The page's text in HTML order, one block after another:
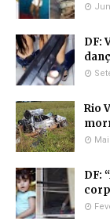
DF:
Rio
DF: